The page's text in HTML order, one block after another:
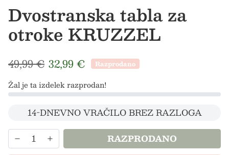
Dvostranska tabla za
otroke KRUZZEL
Redna cena
49,99 € Prodajna cena
32,99 € Razprodano
Žal je ta izdelek razprodan!
14-DNEVNO VRAČILO BREZ RAZLOGA
RAZPRODANO